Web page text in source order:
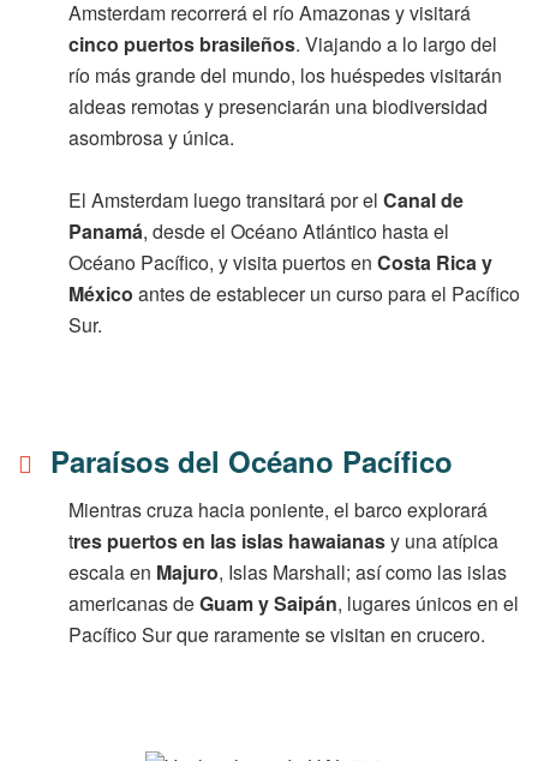
Amsterdam recorrerá el río Amazonas y visitará
cinco puertos brasileños. Viajando a lo largo del
río más grande del mundo, los huéspedes visitarán
aldeas remotas y presenciarán una biodiversidad
asombrosa y única.
El Amsterdam luego transitará por el Canal de
Panamá, desde el Océano Atlántico hasta el
Océano Pacífico, y visita puertos en Costa Rica y
México antes de establecer un curso para el Pacífico
Sur.
Paraísos del Océano Pacífico
Mientras cruza hacia poniente, el barco explorará
tres puertos en las islas hawaianasy una atípica
escala en Majuro, Islas Marshall; así como las islas
americanas deGuam y Saipán, lugares únicos en el
Pacífico Sur que raramente se visitan en crucero.